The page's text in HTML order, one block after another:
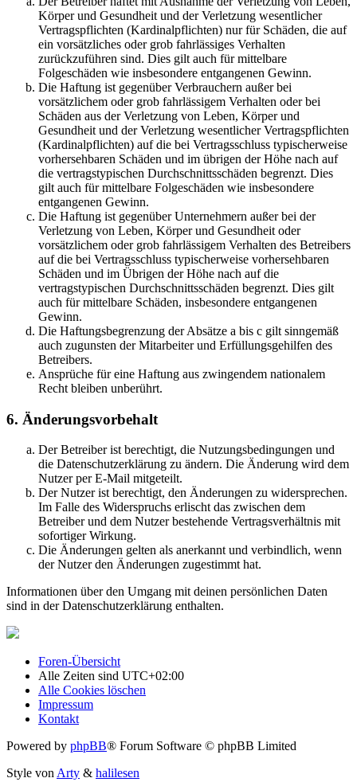
Körper und Gesundheit und der Verletzung wesentlicher
Vertragspflichten (Kardinalpflichten) nur für Schäden, die auf
ein vorsätzliches oder grob fahrlässiges Verhalten
zurückzuführen sind. Dies gilt auch für mittelbare
Folgeschäden wie insbesondere entgangenen Gewinn.
Die Haftung ist gegenüber Verbrauchern außer bei
vorsätzlichem oder grob fahrlässigem Verhalten oder bei
Schäden aus der Verletzung von Leben, Körper und
Gesundheit und der Verletzung wesentlicher Vertragspflichten
(Kardinalpflichten) auf die bei Vertragsschluss typischerweise
vorhersehbaren Schäden und im übrigen der Höhe nach auf
die vertragstypischen Durchschnittsschäden begrenzt. Dies
gilt auch für mittelbare Folgeschäden wie insbesondere
entgangenen Gewinn.
Die Haftung ist gegenüber Unternehmern außer bei der
Verletzung von Leben, Körper und Gesundheit oder
vorsätzlichem oder grob fahrlässigem Verhalten des Betreibers
auf die bei Vertragsschluss typischerweise vorhersehbaren
Schäden und im Übrigen der Höhe nach auf die
vertragstypischen Durchschnittsschäden begrenzt. Dies gilt
auch für mittelbare Schäden, insbesondere entgangenen
Gewinn.
Die Haftungsbegrenzung der Absätze a bis c gilt sinngemäß
auch zugunsten der Mitarbeiter und Erfüllungsgehilfen des
Betreibers.
Ansprüche für eine Haftung aus zwingendem nationalem
Recht bleiben unberührt.
6. Änderungsvorbehalt
Der Betreiber ist berechtigt, die Nutzungsbedingungen und
die Datenschutzerklärung zu ändern. Die Änderung wird dem
Nutzer per E-Mail mitgeteilt.
Der Nutzer ist berechtigt, den Änderungen zu widersprechen.
Im Falle des Widerspruchs erlischt das zwischen dem
Betreiber und dem Nutzer bestehende Vertragsverhältnis mit
sofortiger Wirkung.
Die Änderungen gelten als anerkannt und verbindlich, wenn
der Nutzer den Änderungen zugestimmt hat.
Informationen über den Umgang mit deinen persönlichen Daten
sind in der Datenschutzerklärung enthalten.
Foren-Übersicht
Alle Zeiten sind UTC+02:00
Alle Cookies löschen
Impressum
Kontakt
Powered by phpBB® Forum Software © phpBB Limited
Style vonArty & halilesen